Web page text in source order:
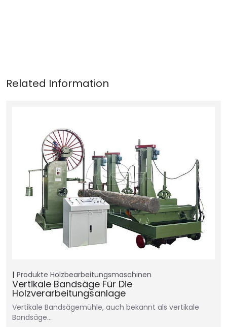
Produkte Holzbearbeitungsmaschinen
Vertikale Bandsäge Für Die
Holzverarbeitungsanlage
Vertikale Bandsägemühle, auch bekannt als vertikale
Bandsäge…